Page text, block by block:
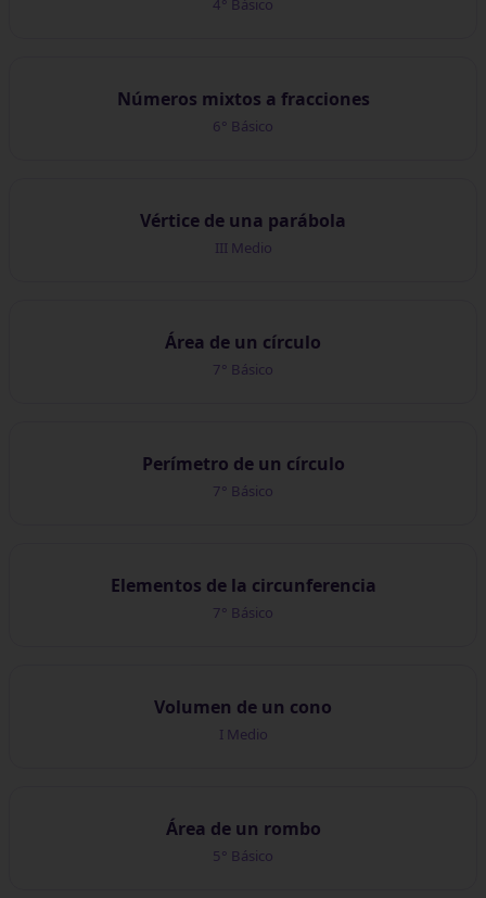
4° Básico
Números mixtos a fracciones
6° Básico
Vértice de una parábola
III Medio
Área de un círculo
7° Básico
Perímetro de un círculo
7° Básico
Elementos de la circunferencia
7° Básico
Volumen de un cono
I Medio
Área de un rombo
5° Básico